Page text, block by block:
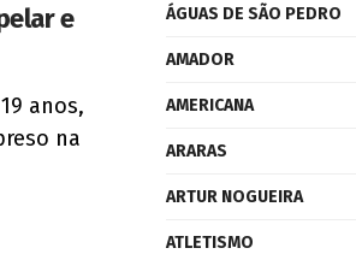
e
anos,
na
ÁGUAS DE SÃO PEDRO
AMADOR
AMERICANA
ARARAS
ARTUR NOGUEIRA
ATLETISMO